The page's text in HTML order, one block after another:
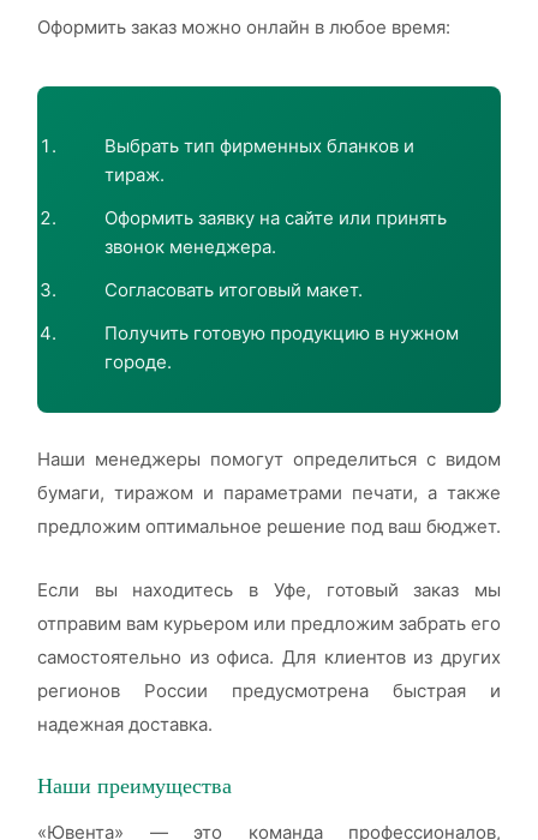
Оформить заказ можно онлайн в любое время:
Выбрать тип фирменных бланков и
тираж.
Оформить заявку на сайте или принять
звонок менеджера.
Согласовать итоговый макет.
Получить готовую продукцию в нужном
городе.
Наши менеджеры помогут определиться с видом
бумаги, тиражом и параметрами печати, а также
предложим оптимальное решение под ваш бюджет.
Если вы находитесь в Уфе, готовый заказ мы
отправим вам курьером или предложим забрать его
самостоятельно из офиса. Для клиентов из других
регионов России предусмотрена быстрая и
надежная доставка.
Наши преимущества
«Ювента» — это команда профессионалов,